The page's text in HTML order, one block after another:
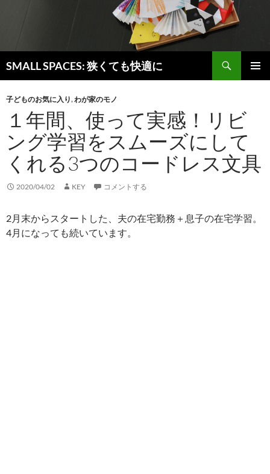
SMALL SPACES: 狭くても快適に
索
テ
ン
ツ
へ
ス
キ
プ
子どものお気に入り,わが家のモノ
１年間、使って実感！リビ
ング学習をスムーズにして
くれる3つのコードレス文具
2020/04/02 KEY コメントする
2月末からスタートした、夫の在宅勤務＋息子の在宅学習。
4月になっても続いています。